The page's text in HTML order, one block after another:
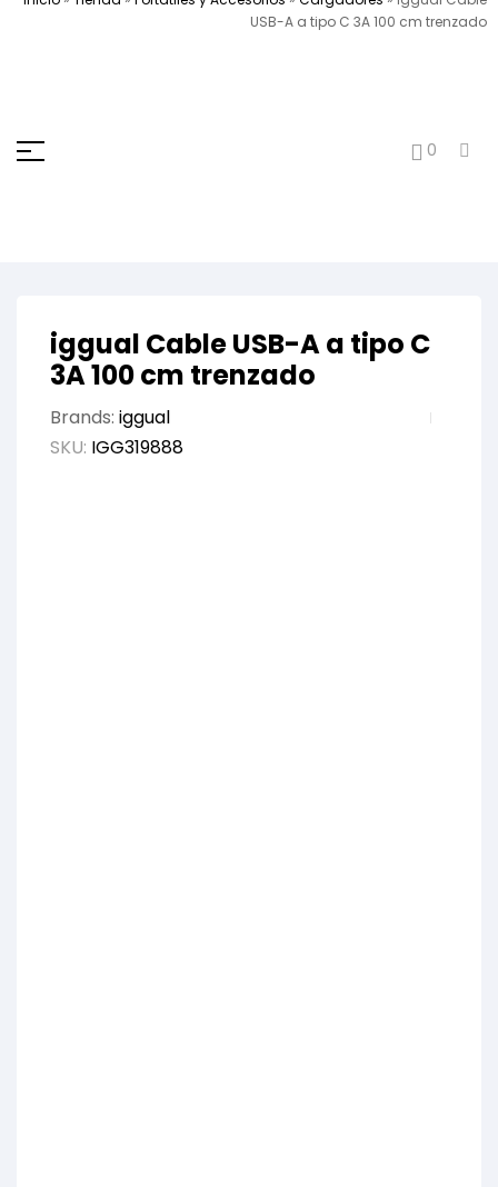
USB-A a tipo C 3A 100 cm trenzado
0
iggual Cable USB-A a tipo C
3A 100 cm trenzado
Brands: iggual
SKU: IGG319888